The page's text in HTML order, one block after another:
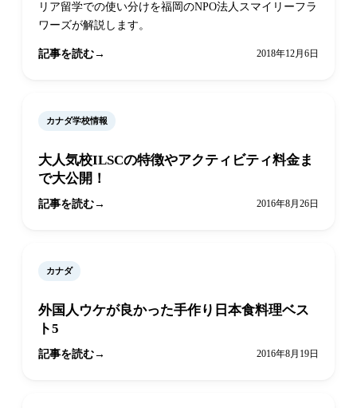
リア留学での使い分けを福岡のNPO法人スマイリーフラ
ワーズが解説します。
記事を読む 2018年12月6日
カナダ学校情報
大人気校ILSCの特徴やアクティビティ料金ま
で大公開！
記事を読む 2016年8月26日
カナダ
外国人ウケが良かった手作り日本食料理ベス
ト5
記事を読む 2016年8月19日